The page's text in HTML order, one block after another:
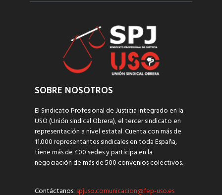
SOBRE NOSOTROS
El Sindicato Profesional de Justicia integrado en la
USO (Unión sindical Obrera), el tercer sindicato en
representación a nivel estatal. Cuenta con más de
11.000 representantes sindicales en toda España,
tiene más de 400 sedes y participa en la
negociación de más de 500 convenios colectivos.
Contáctanos: spjuso.comunicacion@fep-uso.es